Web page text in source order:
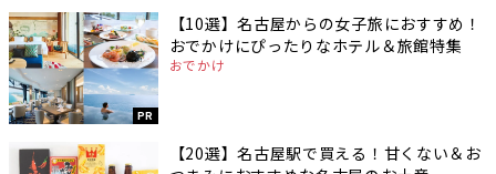
PR
【10選】名古屋からの女子旅におすすめ！
おでかけにぴったりなホテル＆旅館特集
おでかけ
【20選】名古屋駅で買える！甘くない＆お